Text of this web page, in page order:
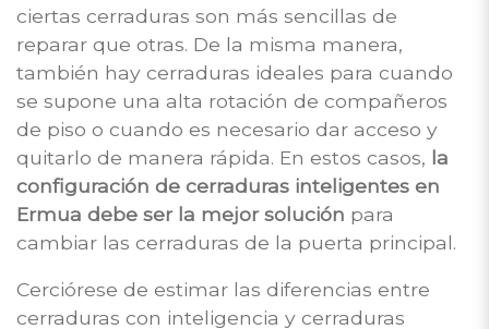
ciertas cerraduras son más sencillas de
reparar que otras. De la misma manera,
también hay cerraduras ideales para cuando
se supone una alta rotación de compañeros
de piso o cuando es necesario dar acceso y
quitarlo de manera rápida. En estos casos, la
configuración de cerraduras inteligentes en
Ermua debe ser la mejor solución para
cambiar las cerraduras de la puerta principal.
Cerciórese de estimar las diferencias entre
cerraduras con inteligencia y cerraduras